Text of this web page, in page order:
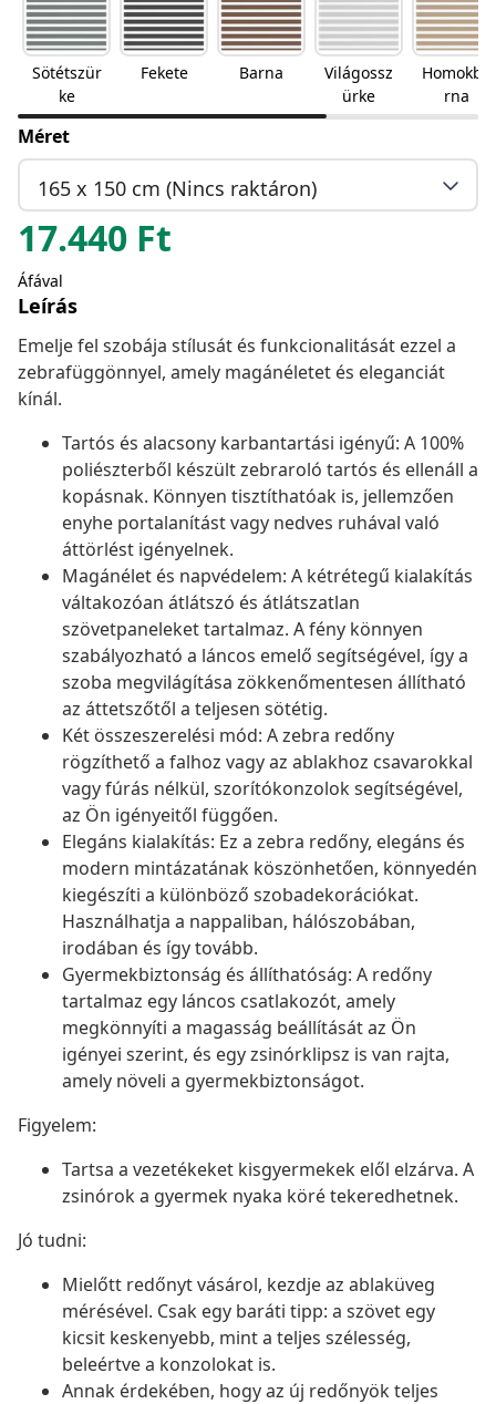
Sötétszür
ke
Fekete Barna
Világossz
ürke
Homokba
rna
Méret
165 x 150 cm (Nincs raktáron)
17.440 Ft
Áfával
Leírás
Emelje fel szobája stílusát és funkcionalitását ezzel a
zebrafüggönnyel, amely magánéletet és eleganciát
kínál.
Tartós és alacsony karbantartási igényű: A 100%
poliészterből készült zebraroló tartós és ellenáll a
kopásnak. Könnyen tisztíthatóak is, jellemzően
enyhe portalanítást vagy nedves ruhával való
áttörlést igényelnek.
Magánélet és napvédelem: A kétrétegű kialakítás
váltakozóan átlátszó és átlátszatlan
szövetpaneleket tartalmaz. A fény könnyen
szabályozható a láncos emelő segítségével, így a
szoba megvilágítása zökkenőmentesen állítható
az áttetszőtől a teljesen sötétig.
Két összeszerelési mód: A zebra redőny
rögzíthető a falhoz vagy az ablakhoz csavarokkal
vagy fúrás nélkül, szorítókonzolok segítségével,
az Ön igényeitől függően.
Elegáns kialakítás: Ez a zebra redőny, elegáns és
modern mintázatának köszönhetően, könnyedén
kiegészíti a különböző szobadekorációkat.
Használhatja a nappaliban, hálószobában,
irodában és így tovább.
Gyermekbiztonság és állíthatóság: A redőny
tartalmaz egy láncos csatlakozót, amely
megkönnyíti a magasság beállítását az Ön
igényei szerint, és egy zsinórklipsz is van rajta,
amely növeli a gyermekbiztonságot.
Figyelem:
Tartsa a vezetékeket kisgyermekek elől elzárva. A
zsinórok a gyermek nyaka köré tekeredhetnek.
Jó tudni:
Mielőtt redőnyt vásárol, kezdje az ablaküveg
mérésével. Csak egy baráti tipp: a szövet egy
kicsit keskenyebb, mint a teljes szélesség,
beleértve a konzolokat is.
Annak érdekében, hogy az új redőnyök teljes